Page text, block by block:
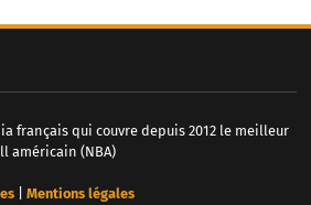
français qui couvre depuis 2012 le meilleur
américain (NBA)
| Mentions légales